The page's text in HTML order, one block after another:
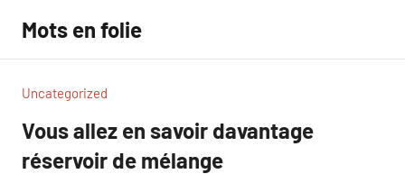
contenu
Mots en folie
Uncategorized
Vous allez en savoir davantage
réservoir de mélange